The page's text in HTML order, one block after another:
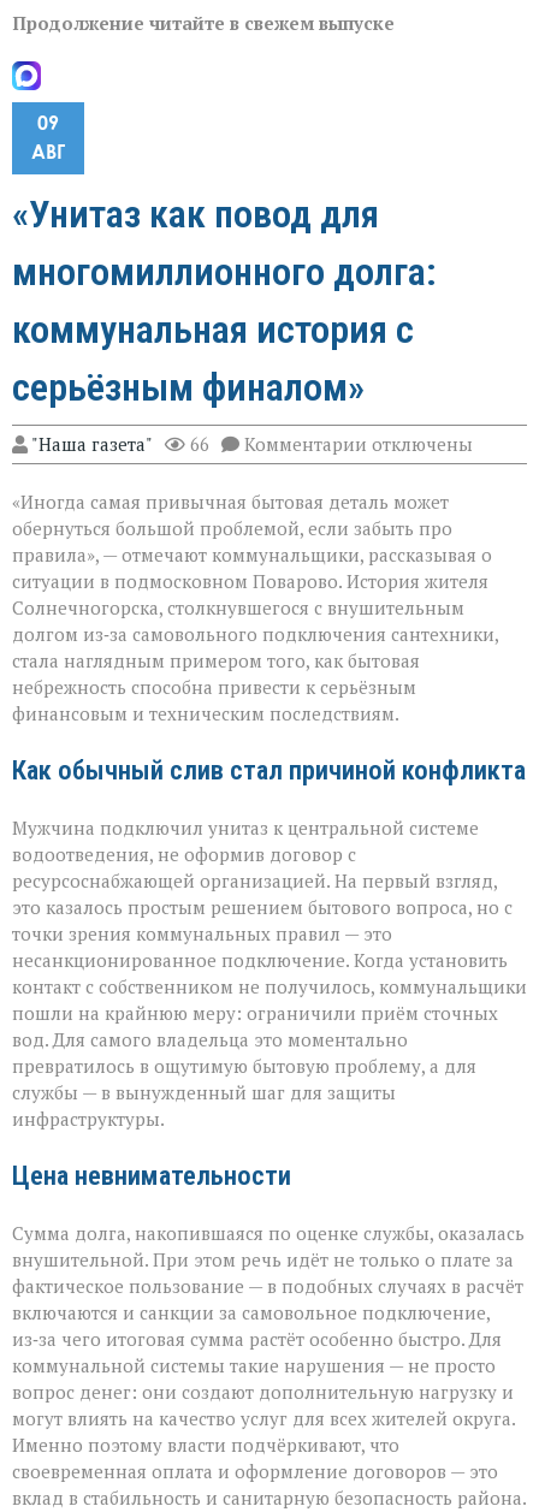
Продолжение читайте в свежем выпуске
09
АВГ
«Унитаз как повод для
многомиллионного долга:
коммунальная история с
серьёзным финалом»
"Наша газета" 66 Комментарии к
записи
как
повод
долга:
коммунальная
история
с
серьёзным
финалом»
отключены
«Иногда самая привычная бытовая деталь может
обернуться большой проблемой, если забыть про
правила», — отмечают коммунальщики, рассказывая о
ситуации в подмосковном Поварово. История жителя
Солнечногорска, столкнувшегося с внушительным
долгом из‑за самовольного подключения сантехники,
стала наглядным примером того, как бытовая
небрежность способна привести к серьёзным
финансовым и техническим последствиям.
Как обычный слив стал причиной конфликта
Мужчина подключил унитаз к центральной системе
водоотведения, не оформив договор с
ресурсоснабжающей организацией. На первый взгляд,
это казалось простым решением бытового вопроса, но с
точки зрения коммунальных правил — это
несанкционированное подключение. Когда установить
контакт с собственником не получилось, коммунальщики
пошли на крайнюю меру: ограничили приём сточных
вод. Для самого владельца это моментально
превратилось в ощутимую бытовую проблему, а для
службы — в вынужденный шаг для защиты
инфраструктуры.
Цена невнимательности
Сумма долга, накопившаяся по оценке службы, оказалась
внушительной. При этом речь идёт не только о плате за
фактическое пользование — в подобных случаях в расчёт
включаются и санкции за самовольное подключение,
из‑за чего итоговая сумма растёт особенно быстро. Для
коммунальной системы такие нарушения — не просто
вопрос денег: они создают дополнительную нагрузку и
могут влиять на качество услуг для всех жителей округа.
Именно поэтому власти подчёркивают, что
своевременная оплата и оформление договоров — это
вклад в стабильность и санитарную безопасность района.